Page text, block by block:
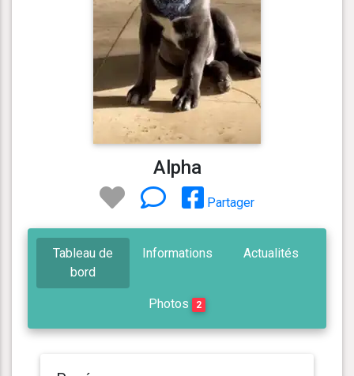
Alpha
Partager
Tableau de
bord
Informations Actualités
Photos 2